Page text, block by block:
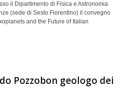
il Dipartimento di Fisica e Astronomia
(sede di Sesto Fiorentino) il convegno
and the Future of Italian
Pozzobon geologo dei